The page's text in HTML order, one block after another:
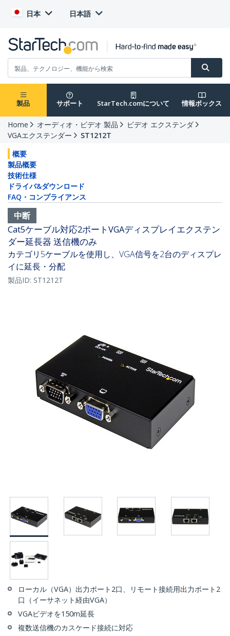
日本 日本語
製品 サポート StarTech.comについて 情報ボックス
Home オーディオ・ビデオ 製品
ビデオ エクステンダ
VGAエクステンダー
ST1212T
概要
製品概要
技術仕様
ドライバ&ダウンロード
FAQ・コンプライアンス
中断
Cat5ケーブル対応2ポートVGAディスプレイエクステン
ダー延長器 送信機のみ
カテゴリ5ケーブルを使用し、VGA信号を2台のディスプレ
イに延長・分配
製品ID: ST1212T
ローカル（VGA）出力ポート2口、リモート接続用出力ポート2
口（イーサネット経由VGA）
VGAビデオを150m延長
複数送信機のカスケード接続に対応